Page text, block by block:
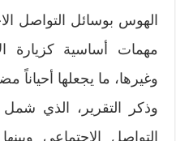
الهوس بوسائل التواصل
مهمات أساسية كزيارة
وغيرها، ما يجعلها أحياناً
وذكر التقرير، الذي شمل
التواصل الاجتماعي